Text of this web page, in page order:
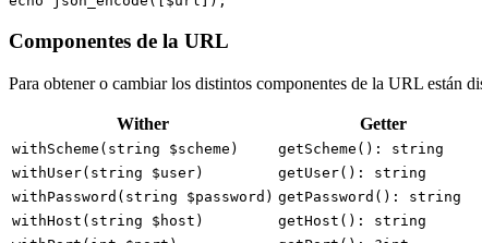
Componentes de la URL
Para obtener o cambiar los distintos componentes de la URL están
Wither Getter
withScheme(string $scheme) getScheme(): string
withUser(string $user)
getUser(): string
withPassword(string $password) getPassword(): string
withHost(string $host)
getHost(): string